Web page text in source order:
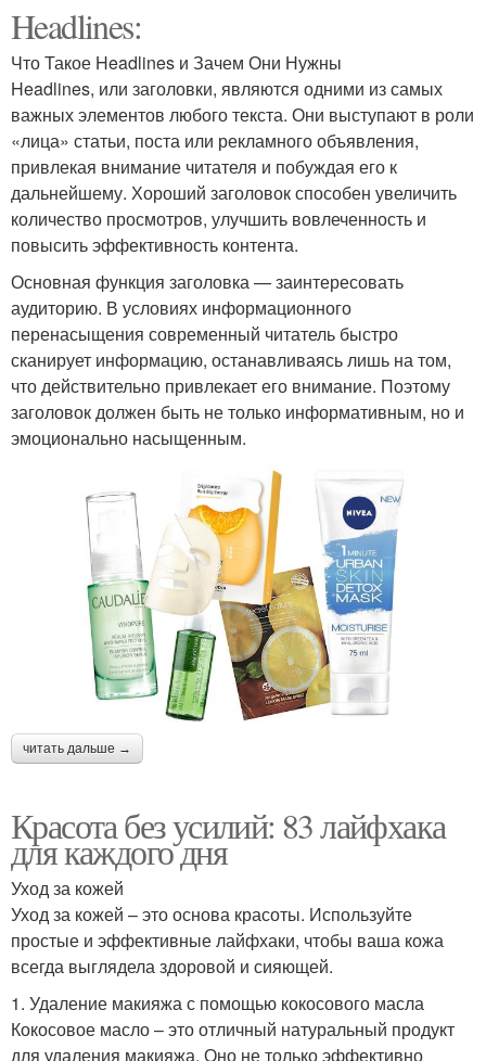
Headlines:
Что Такое Headlines и Зачем Они Нужны
Headlines, или заголовки, являются одними из самых
важных элементов любого текста. Они выступают в роли
«лица» статьи, поста или рекламного объявления,
привлекая внимание читателя и побуждая его к
дальнейшему. Хороший заголовок способен увеличить
количество просмотров, улучшить вовлеченность и
повысить эффективность контента.
Основная функция заголовка — заинтересовать
аудиторию. В условиях информационного
перенасыщения современный читатель быстро
сканирует информацию, останавливаясь лишь на том,
что действительно привлекает его внимание. Поэтому
заголовок должен быть не только информативным, но и
эмоционально насыщенным.
читать дальше →
Красота без усилий: 83 лайфхака
для каждого дня
Уход за кожей
Уход за кожей – это основа красоты. Используйте
простые и эффективные лайфхаки, чтобы ваша кожа
всегда выглядела здоровой и сияющей.
1. Удаление макияжа с помощью кокосового масла
Кокосовое масло – это отличный натуральный продукт
для удаления макияжа. Оно не только эффективно